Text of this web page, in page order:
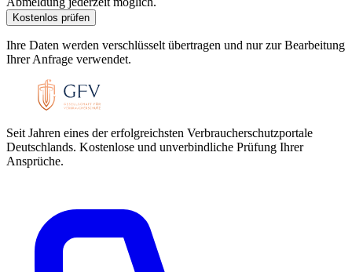
Kostenlos prüfen
Ihre Daten werden verschlüsselt übertragen und nur zur Bearbeitung
Ihrer Anfrage verwendet.
Seit Jahren eines der erfolgreichsten Verbraucherschutzportale
Deutschlands. Kostenlose und unverbindliche Prüfung Ihrer
Ansprüche.